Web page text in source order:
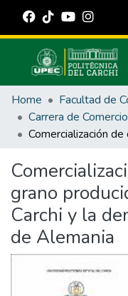
Communities &
All of DSpace
Statistics
Estadísticas Externas
Manuales
Home
Carrera de
grano
Carchi y la
de Alemania